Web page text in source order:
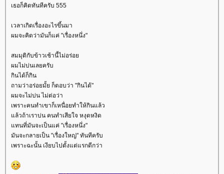
เธอก็คิดทันทีครับ 555
เวลาเกิดเรื่องอะไรขึ้นมา
ผมจะคิดว่ามันก็แค่ "เรื่องหนึ่ง"
สมมุติกับข้าวเช้านี้ไม่อร่อ
ผมไม่บ่นเลยครับ
กินได้ก็กิน
ถามว่าอร่อยมั้ย ก็ตอบว่า "กินได้"
ผมจะไม่บ่น ไม่ต่อว่า
เพราะคนทำเขาก็เหนื่อยทำให้กินแล้ว
ล้วถ้าเราบ่น คนทำเสียใจ หงุดหงิด
ทนที่มันจะเป็นแค่ "เรื่องหนึ่ง"
มันจะกลายเป็น "เรื่องใหญ่" ทันทีครับ
เพราะฉะนั้น เงียบไปตั้งแต่แรกดีกว่า